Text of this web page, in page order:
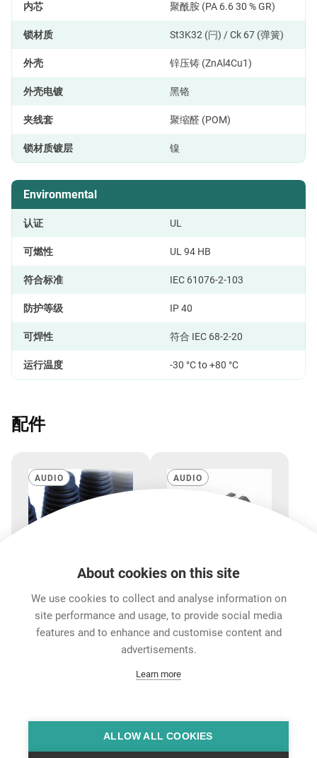
内芯 聚酰胺 (PA 6.6 30 % GR)
锁材质 St3K32 (闩) / Ck 67 (弹簧)
外壳 锌压铸 (ZnAl4Cu1)
外壳电镀 黑铬
夹线套 聚缩醛 (POM)
锁材质镀层 镍
Environmental
认证 UL
可燃性 UL 94 HB
符合标准 IEC 61076-2-103
防护等级 IP 40
可焊性 符合 IEC 68-2-20
运行温度 -30 °C to +80 °C
配件
AUDIO
BSX-*
色码标记环尾套
AUDIO
HTX
套系列尾套的手工工具
特征和性能 下载 技术信息 配件
About cookies on this site
We use cookies to collect and analyse information on
site performance and usage, to provide social media
features and to enhance and customise content and
advertisements.
Learn more
ALLOW ALL COOKIES